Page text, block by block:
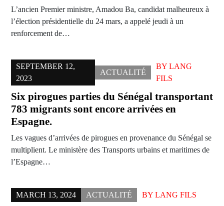
L’ancien Premier ministre, Amadou Ba, candidat malheureux à
l’élection présidentielle du 24 mars, a appelé jeudi à un
renforcement de…
SEPTEMBER 12,
2023
ACTUALITÉ
BY LANG
FILS
Six pirogues parties du Sénégal transportant
783 migrants sont encore arrivées en
Espagne.
Les vagues d’arrivées de pirogues en provenance du Sénégal se
multiplient. Le ministère des Transports urbains et maritimes de
l’Espagne…
MARCH 13, 2024 ACTUALITÉ BY LANG FILS